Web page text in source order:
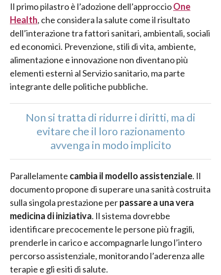
Il primo pilastro è l’adozione dell’approccioOne
Health, che considera la salute come il risultato
dell’interazione tra fattori sanitari, ambientali, sociali
ed economici. Prevenzione, stili di vita, ambiente,
alimentazione e innovazione non diventano più
elementi esterni al Servizio sanitario, ma parte
integrante delle politiche pubbliche.
Non si tratta di ridurre i diritti, ma di
evitare che il loro razionamento
avvenga in modo implicito
Parallelamente cambia il modello assistenziale. Il
documento propone di superare una sanità costruita
sulla singola prestazione perpassare a una vera
medicina di iniziativa. Il sistema dovrebbe
identificare precocemente le persone più fragili,
prenderle in carico e accompagnarle lungo l’intero
percorso assistenziale, monitorando l’aderenza alle
terapie e gli esiti di salute.